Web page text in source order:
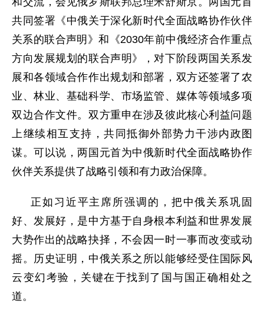
共同签署《中俄关于深化新时代全面战略协作伙伴
关系的联合声明》和《2030年前中俄经济合作重点
方向发展规划的联合声明》，对下阶段两国关系发
展和各领域合作作出规划和部署，双方还签署了农
业、林业、基础科学、市场监管、媒体等领域多项
双边合作文件。双方重申在涉及彼此核心利益问题
上继续相互支持，共同抵御外部势力干涉内政图
谋。可以说，两国元首为中俄新时代全面战略协作
伙伴关系提供了战略引领和有力政治保障。
正如习近平主席所强调的，把中俄关系巩固
好、发展好，是中方基于自身根本利益和世界发展
大势作出的战略抉择，不会因一时一事而改变或动
摇。历史证明，中俄关系之所以能够经受住国际风
云变幻考验，关键在于找到了国与国正确相处之
道。